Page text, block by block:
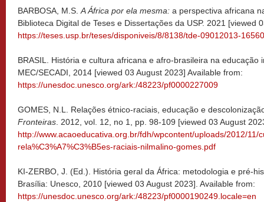
BARBOSA, M.S.A África por ela mesma: a perspectiva africana
Biblioteca Digital de Teses e Dissertações da USP. 2021 [viewed
https://teses.usp.br/teses/disponiveis/8/8138/tde-09012013-
BRASIL. História e cultura africana e afro-brasileira na educação
MEC/SECADI, 2014 [viewed 03 August 2023] Available from:
https://unesdoc.unesco.org/ark:/48223/pf0000227009
GOMES, N.L. Relações étnico-raciais, educação e
Fronteiras. 2012, vol. 12, no 1, pp. 98-109 [viewed 03 August
http://www.acaoeducativa.org.br/fdh/wpcontent/uploads/2012/11/
rela%C3%A7%C3%B5es-raciais-nilmalino-gomes.pdf
KI-ZERBO, J. (Ed.). História geral da África: metodologia e pré-
Brasília: Unesco, 2010 [viewed 03 August 2023]. Available from:
https://unesdoc.unesco.org/ark:/48223/pf0000190249.locale=en